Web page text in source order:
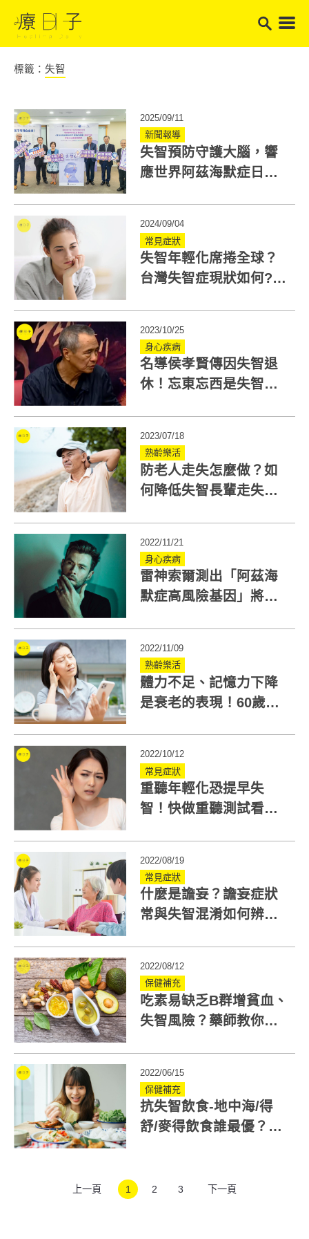
標籤： 失智
2025/09/11
新聞報導
失智預防守護大腦，響
應世界阿茲海默症日
2024/09/04
常見症狀
失智年輕化席捲全球？
台灣失智症現狀如何?又
2023/10/25
身心疾病
名導侯孝賢傳因失智退
休！忘東忘西是失智症
2023/07/18
熟齡樂活
防老人走失怎麼做？如
何降低失智長輩走失機
2022/11/21
身心疾病
雷神索爾測出「阿茲海
默症高風險基因」將息
2022/11/09
熟齡樂活
體力不足、記憶力下降
是衰老的表現！60歲健
2022/10/12
常見症狀
重聽年輕化恐提早失
智！快做重聽測試看聽
2022/08/19
常見症狀
什麼是譫妄？譫妄症狀
常與失智混淆如何辨
2022/08/12
保健補充
吃素易缺乏B群增貧血、
失智風險？藥師教你用
2022/06/15
保健補充
抗失智飲食-地中海/得
舒/麥得飲食誰最優？醫
上一頁 1 2 3 下一頁